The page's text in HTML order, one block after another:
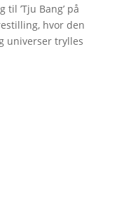
’Tju Bang’ på
hvor den
universer trylles